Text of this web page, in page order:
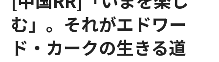
む」。それがエドワー
ド・カークの生きる道